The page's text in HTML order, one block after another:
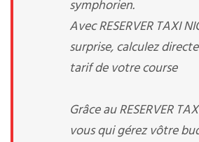
symphorien.
Avec RESERVER TAXI
surprise, calculez
tarif de votre course
Grâce au RESERVER
vous qui gérez vôtre